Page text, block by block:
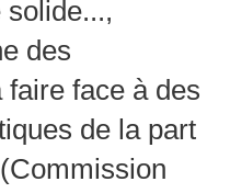
des
face à des
de la part